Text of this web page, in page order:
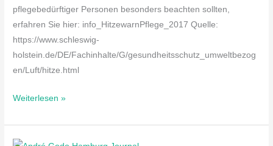
pflegebedürftiger Personen besonders beachten sollten,
erfahren Sie hier: info_HitzewarnPflege_2017 Quelle:
https://www.schleswig-
holstein.de/DE/Fachinhalte/G/gesundheitsschutz_umweltbezog
en/Luft/hitze.html
Weiterlesen »